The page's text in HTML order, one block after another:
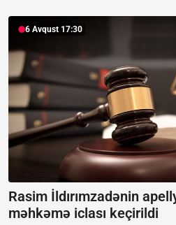
6 Avqust 17:30
Rasim İldırımzadənin
məhkəmə iclası keçirildi